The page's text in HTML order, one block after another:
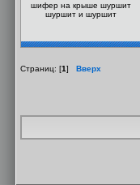
шифер на крыше шуршит
шуршит и шуршит
Страниц: [1] Вверх